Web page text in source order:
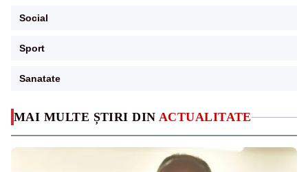
MAI MULTE ȘTIRI DIN ACTUALITATE
Social
Sport
Sanatate